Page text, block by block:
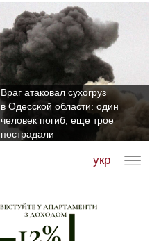
Враг атаковал сухогруз
в Одесской области: один
человек погиб, еще трое
пострадали
укр